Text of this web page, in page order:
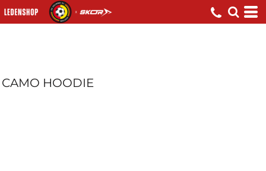
CAMO HOODIE